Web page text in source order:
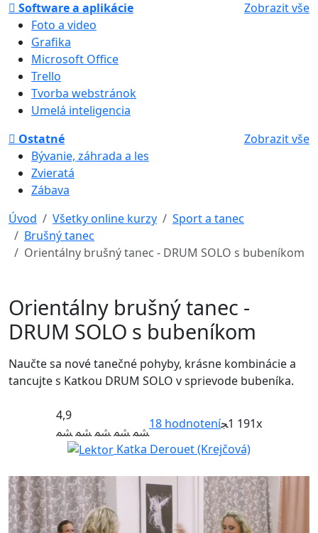
Software a aplikácie
Zobrazit vše
Foto a video
Grafika
Microsoft Office
Trello
Tvorba webstránok
Umelá inteligencia
Ostatné
Zobrazit vše
Bývanie, záhrada a les
Zvieratá
Zábava
Úvod
Všetky online kurzy
Sport a tanec
Brušný tanec
Orientálny brušný tanec - DRUM SOLO s bubeníkom
Orientálny brušný tanec -
DRUM SOLO s bubeníkom
Naučte sa nové tanečné pohyby, krásne kombinácie a
tancujte s Katkou DRUM SOLO v sprievode bubeníka.
4,9
18 hodnotení 1 191x
Katka Derouet (Krejčová)